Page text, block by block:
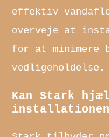
effektiv
overveje at
for at minimere
vedligeholdelse.
Kan Stark